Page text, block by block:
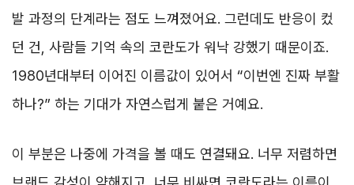
발 과정의 단계라는 점도 느껴졌어요. 그런데도 반응이 컸
던 건, 사람들 기억 속의 코란도가 워낙 강했기 때문이죠.
1980년대부터 이어진 이름값이 있어서 “이번엔 진짜 부활
하나?” 하는 기대가 자연스럽게 붙은 거예요.
이 부분은 나중에 가격을 볼 때도 연결돼요. 너무 저렴하면